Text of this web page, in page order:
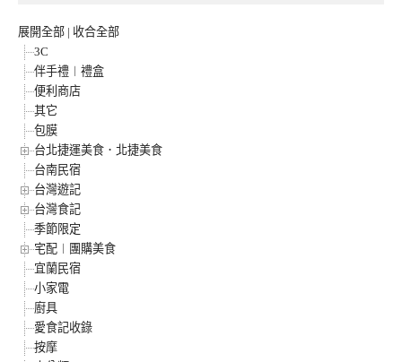
展開全部 | 收合全部
3C
伴手禮︱禮盒
便利商店
其它
包膜
台北捷運美食．北捷美食
台南民宿
台灣遊記
台灣食記
季節限定
宅配︱團購美食
宜蘭民宿
小家電
廚具
愛食記收錄
按摩